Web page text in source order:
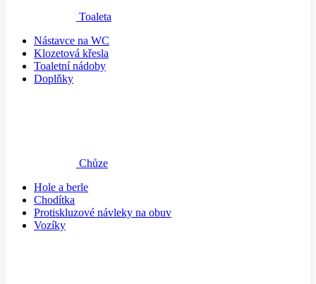
Toaleta
Nástavce na WC
Klozetová křesla
Toaletní nádoby
Doplňky
Chůze
Hole a berle
Chodítka
Protiskluzové návleky na obuv
Vozíky